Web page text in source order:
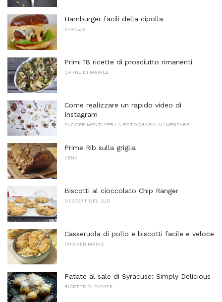
Hamburger facili della cipolla
PRANZO
Primi 18 ricette di prosciutto rimanenti
CARNE DI MAIALE
Come realizzare un rapido video di
Instagram
SUGGERIMENTI PER LA FOTOGRAFIA ALIMENTARE
Prime Rib sulla griglia
CENA
Biscotti al cioccolato Chip Ranger
DESSERT DEL SUD
Casseruola di pollo e biscotti facile e veloce
CHICKEN MAINS
Patate al sale di Syracuse: Simply Delicious
RICETTE DI PATATE